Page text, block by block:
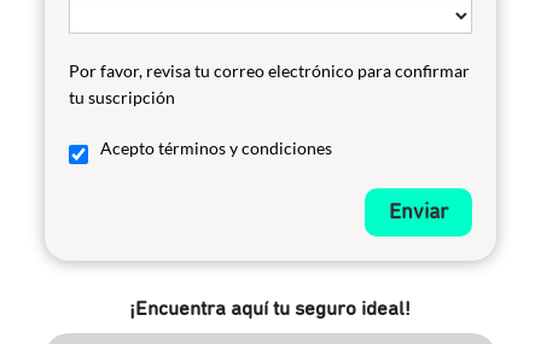
Por favor, revisa tu correo electrónico para confirmar
tu suscripción
Acepto términos y condiciones
Enviar
¡Encuentra aquí tu seguro ideal!